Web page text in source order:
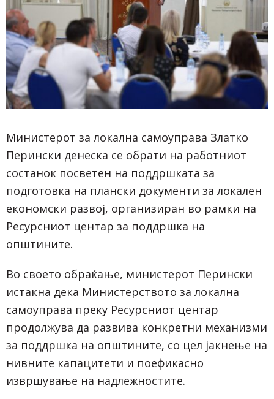
Министерот за локална самоуправа Златко
Перински денеска се обрати на работниот
состанок посветен на поддршката за
подготовка на плански документи за локален
економски развој, организиран во рамки на
Ресурсниот центар за поддршка на
општините.
Во своето обраќање, министерот Перински
истакна дека Министерството за локална
самоуправа преку Ресурсниот центар
продолжува да развива конкретни механизми
за поддршка на општините, со цел јакнење на
нивните капацитети и поефикасно
извршување на надлежностите.